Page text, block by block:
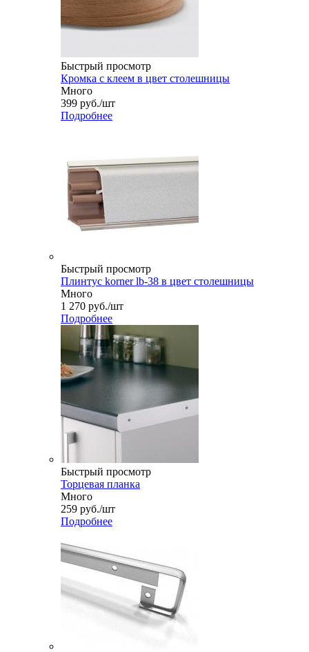
Быстрый просмотр
Кромка с клеем в цвет столешницы
Много
399 руб./шт
Подробнее
Быстрый просмотр
Плинтус korner lb-38 в цвет столешницы
Много
1 270 руб./шт
Подробнее
Быстрый просмотр
Торцевая планка
Много
259 руб./шт
Подробнее